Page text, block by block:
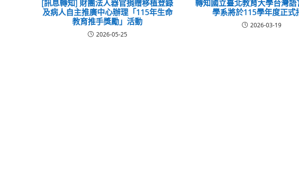
[訊息轉知] 財團法人器官捐贈移植登錄
及病人自主推廣中心辦理「115年生命
教育推手獎勵」活動
2026-05-25
轉知國立臺北教育大學台灣
學系將於115學年度正式
2026-03-19